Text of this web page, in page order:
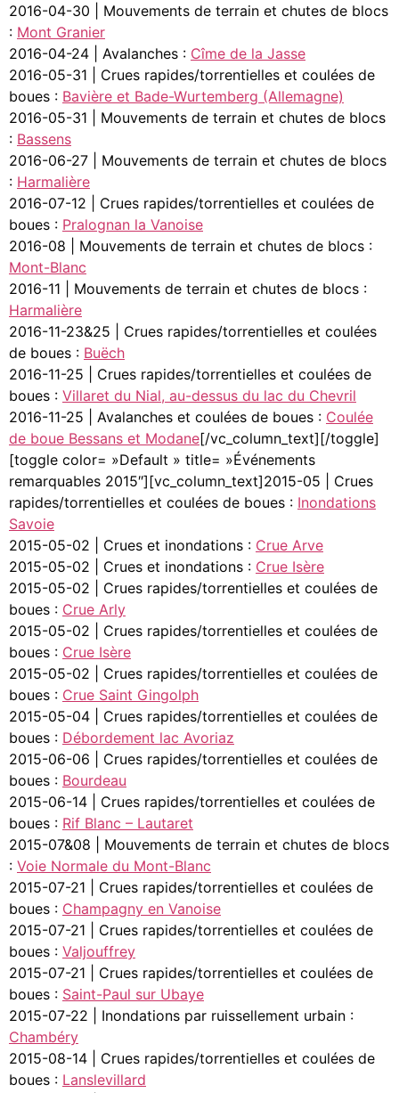
2016-04-30 | Mouvements de terrain et chutes de blocs
: Mont Granier
2016-04-24 | Avalanches : Cîme de la Jasse
2016-05-31 | Crues rapides/torrentielles et coulées de
boues : Bavière et Bade-Wurtemberg (Allemagne)
2016-05-31 | Mouvements de terrain et chutes de blocs
: Bassens
2016-06-27 | Mouvements de terrain et chutes de blocs
: Harmalière
2016-07-12 | Crues rapides/torrentielles et coulées de
boues : Pralognan la Vanoise
2016-08 | Mouvements de terrain et chutes de blocs :
Mont-Blanc
2016-11 | Mouvements de terrain et chutes de blocs :
Harmalière
2016-11-23&25 | Crues rapides/torrentielles et coulées
de boues : Buëch
2016-11-25 | Crues rapides/torrentielles et coulées de
boues : Villaret du Nial, au-dessus du lac du Chevril
2016-11-25 | Avalanches et coulées de boues : Coulée
de boue Bessans et Modane[/vc_column_text][/toggle]
[toggle color= »Default » title= »Événements
remarquables 2015″][vc_column_text]2015-05 | Crues
rapides/torrentielles et coulées de boues : Inondations
Savoie
2015-05-02 | Crues et inondations : Crue Arve
2015-05-02 | Crues et inondations : Crue Isère
2015-05-02 | Crues rapides/torrentielles et coulées de
boues : Crue Arly
2015-05-02 | Crues rapides/torrentielles et coulées de
boues : Crue Isère
2015-05-02 | Crues rapides/torrentielles et coulées de
boues : Crue Saint Gingolph
2015-05-04 | Crues rapides/torrentielles et coulées de
boues : Débordement lac Avoriaz
2015-06-06 | Crues rapides/torrentielles et coulées de
boues : Bourdeau
2015-06-14 | Crues rapides/torrentielles et coulées de
boues : Rif Blanc – Lautaret
2015-07&08 | Mouvements de terrain et chutes de blocs
: Voie Normale du Mont-Blanc
2015-07-21 | Crues rapides/torrentielles et coulées de
boues : Champagny en Vanoise
2015-07-21 | Crues rapides/torrentielles et coulées de
boues : Valjouffrey
2015-07-21 | Crues rapides/torrentielles et coulées de
boues : Saint-Paul sur Ubaye
2015-07-22 | Inondations par ruissellement urbain :
Chambéry
2015-08-14 | Crues rapides/torrentielles et coulées de
boues : Lanslevillard